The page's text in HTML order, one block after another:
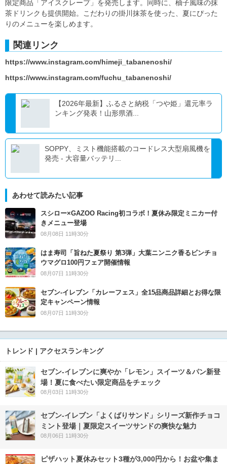
限定商品「アイスクレープ」を発売します。同時に、柚子風味の抹
茶ドリンクも提供開始。こだわりの掛川抹茶を使った、夏にぴった
りのメニューを楽しめます。
関連リンク
https://www.instagram.com/himeji_tabanenoshi/
https://www.instagram.com/fuchu_tabanenoshi/
【2026年最新】ふるさと納税「つや姫」還元率ラ
ンキング発表！山形県酒...
SOPPY、ミスト機能搭載のコードレス大型扇風機を
発売 - 大容量バッテリ...
あわせて読みたい記事
スシロー×GAZOO Racing初コラボ！夏休み限定ミニカー付
きメニュー登場
08月08日 11時30分
はま寿司「旨ねた夏祭り 第3弾」大葉ニンニク香るビンチョ
ウマグロ100円フェア開催情報
08月07日 11時30分
セブン‐イレブン「カレーフェス」全15品商品詳細とお得な限
定キャンペーン情報
08月07日 11時30分
トレンド | アクセスランキング
セブン‐イレブンに爽やか「レモン」スイーツ＆パン新登
場！夏に食べたい限定商品をチェック
08月03日 11時30分
セブン‐イレブン「よくばりサンド」シリーズ新作チョコ
ミント登場｜夏限定スイーツサンドの爽快な魅力
08月06日 11時30分
ピザハット夏休みセット3種が3,000円から！お盆や集ま